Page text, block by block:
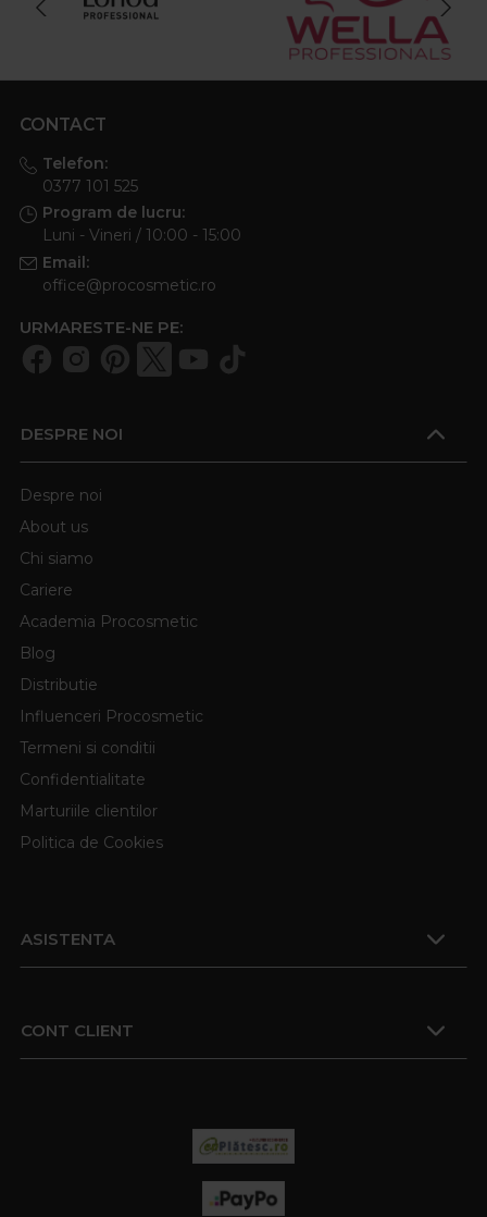
CONTACT
Telefon:
0377 101 525
Program de lucru:
Luni - Vineri / 10:00 - 15:00
Email:
office@procosmetic.ro
URMARESTE-NE PE:
DESPRE NOI
Despre noi
About us
Chi siamo
Cariere
Academia Procosmetic
Blog
Distributie
Influenceri Procosmetic
Termeni si conditii
Confidentialitate
Marturiile clientilor
Politica de Cookies
ASISTENTA
CONT CLIENT